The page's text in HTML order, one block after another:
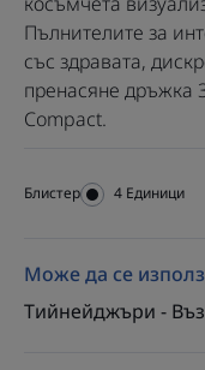
Пълнителите за
със здравата,
пренасяне дръжка
Compact.
Блистер Блистер
4 Единици
Може да се
Тийнейджъри -